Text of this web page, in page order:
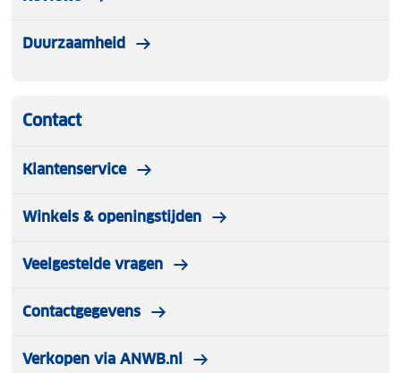
ook gaat met het Lifestraw filter.
Duurzaamheid
Contact
Klantenservice
Winkels & openingstijden
Veelgestelde vragen
Contactgegevens
Verkopen via ANWB.nl